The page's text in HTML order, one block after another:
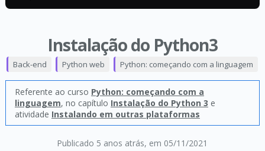
Instalação do Python3
Publicado 5 anos atrás, em 05/11/2021
Back-end Python web Python: começando com a linguagem
Referente ao curso Python: começando com a
linguagem, no capítulo Instalação do Python 3 e
atividade Instalando em outras plataformas